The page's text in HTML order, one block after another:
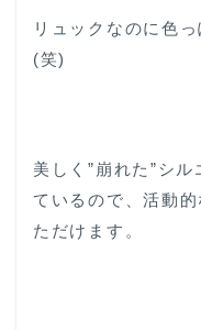
リュックなのに色
(笑)
美しく”崩れた”シ
ているので、活動
ただけます。